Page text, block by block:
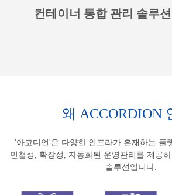
컨테이너 통합 관리 솔루션
왜 ACCORDION
'아코디언'은 다양한 인프라가 혼재하는 플
민첩성, 확장성, 자동화된 운영관리를 제공
솔루션입니다.